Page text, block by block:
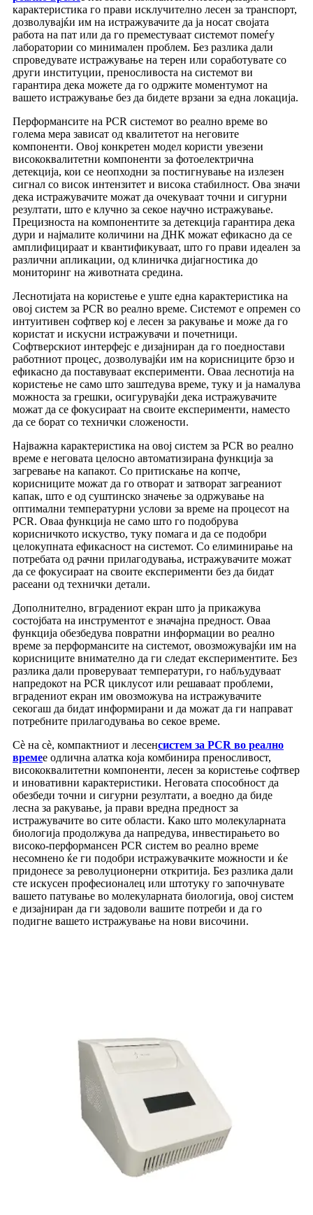
карактеристика го прави исклучително лесен за транспорт,
дозволувајќи им на истражувачите да ја носат својата
работа на пат или да го преместуваат системот помеѓу
лаборатории со минимален проблем. Без разлика дали
спроведувате истражување на терен или соработувате со
други институции, преносливоста на системот ви
гарантира дека можете да го одржите моментумот на
вашето истражување без да бидете врзани за една локација.
Перформансите на PCR системот во реално време во
голема мера зависат од квалитетот на неговите
компоненти. Овој конкретен модел користи увезени
висококвалитетни компоненти за фотоелектрична
детекција, кои се неопходни за постигнување на излезен
сигнал со висок интензитет и висока стабилност. Ова значи
дека истражувачите можат да очекуваат точни и сигурни
резултати, што е клучно за секое научно истражување.
Прецизноста на компонентите за детекција гарантира дека
дури и најмалите количини на ДНК можат ефикасно да се
амплифицираат и квантификуваат, што го прави идеален за
различни апликации, од клиничка дијагностика до
мониторинг на животната средина.
Леснотијата на користење е уште една карактеристика на
овој систем за PCR во реално време. Системот е опремен со
интуитивен софтвер кој е лесен за ракување и може да го
користат и искусни истражувачи и почетници.
Софтверскиот интерфејс е дизајниран да го поедностави
работниот процес, дозволувајќи им на корисниците брзо и
ефикасно да поставуваат експерименти. Оваа леснотија на
користење не само што заштедува време, туку и ја намалува
можноста за грешки, осигурувајќи дека истражувачите
можат да се фокусираат на своите експерименти, наместо
да се борат со технички сложености.
Најважна карактеристика на овој систем за PCR во реално
време е неговата целосно автоматизирана функција за
загревање на капакот. Со притискање на копче,
корисниците можат да го отворат и затворат загреаниот
капак, што е од суштинско значење за одржување на
оптимални температурни услови за време на процесот на
PCR. Оваа функција не само што го подобрува
корисничкото искуство, туку помага и да се подобри
целокупната ефикасност на системот. Со елиминирање на
потребата од рачни прилагодувања, истражувачите можат
да се фокусираат на своите експерименти без да бидат
расеани од технички детали.
Дополнително, вградениот екран што ја прикажува
состојбата на инструментот е значајна предност. Оваа
функција обезбедува повратни информации во реално
време за перформансите на системот, овозможувајќи им на
корисниците внимателно да ги следат експериментите. Без
разлика дали проверуваат температури, го набљудуваат
напредокот на PCR циклусот или решаваат проблеми,
вградениот екран им овозможува на истражувачите
секогаш да бидат информирани и да можат да ги направат
потребните прилагодувања во секое време.
Сè на сè, компактниот и лесенсистем за PCR во реално
времее одлична алатка која комбинира преносливост,
висококвалитетни компоненти, лесен за користење софтвер
и иновативни карактеристики. Неговата способност да
обезбеди точни и сигурни резултати, а воедно да биде
лесна за ракување, ја прави вредна предност за
истражувачите во сите области. Како што молекуларната
биологија продолжува да напредува, инвестирањето во
високо-перформансен PCR систем во реално време
несомнено ќе ги подобри истражувачките можности и ќе
придонесе за револуционерни откритија. Без разлика дали
сте искусен професионалец или штотуку го започнувате
вашето патување во молекуларната биологија, овој систем
е дизајниран да ги задоволи вашите потреби и да го
подигне вашето истражување на нови височини.